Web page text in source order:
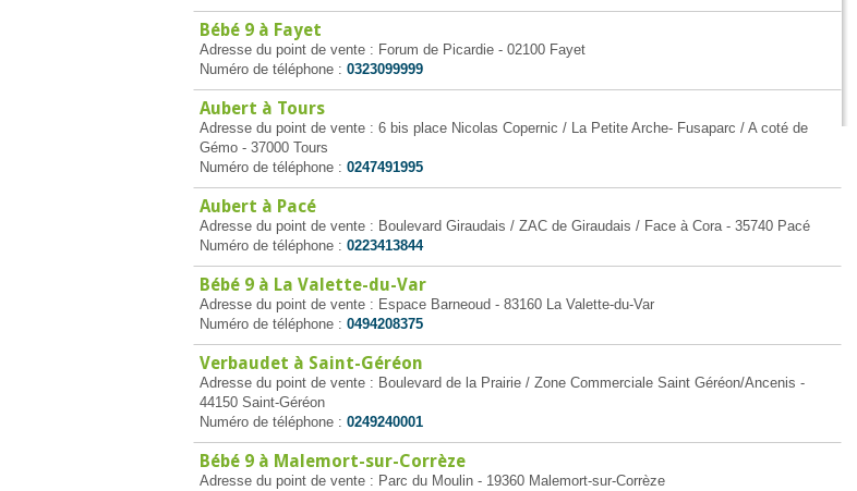
Bébé 9 à Fayet
Adresse du point de vente : Forum de Picardie - 02100 Fayet
Numéro de téléphone : 0323099999
Aubert à Tours
Adresse du point de vente : 6 bis place Nicolas Copernic / La Petite Arche- Fusaparc / A coté de
Gémo - 37000 Tours
Numéro de téléphone : 0247491995
Aubert à Pacé
Adresse du point de vente : Boulevard Giraudais / ZAC de Giraudais / Face à Cora - 35740 Pacé
Numéro de téléphone : 0223413844
Bébé 9 à La Valette-du-Var
Adresse du point de vente : Espace Barneoud - 83160 La Valette-du-Var
Numéro de téléphone : 0494208375
Verbaudet à Saint-Géréon
Adresse du point de vente : Boulevard de la Prairie / Zone Commerciale Saint Géréon/Ancenis -
44150 Saint-Géréon
Numéro de téléphone : 0249240001
Bébé 9 à Malemort-sur-Corrèze
Adresse du point de vente : Parc du Moulin - 19360 Malemort-sur-Corrèze